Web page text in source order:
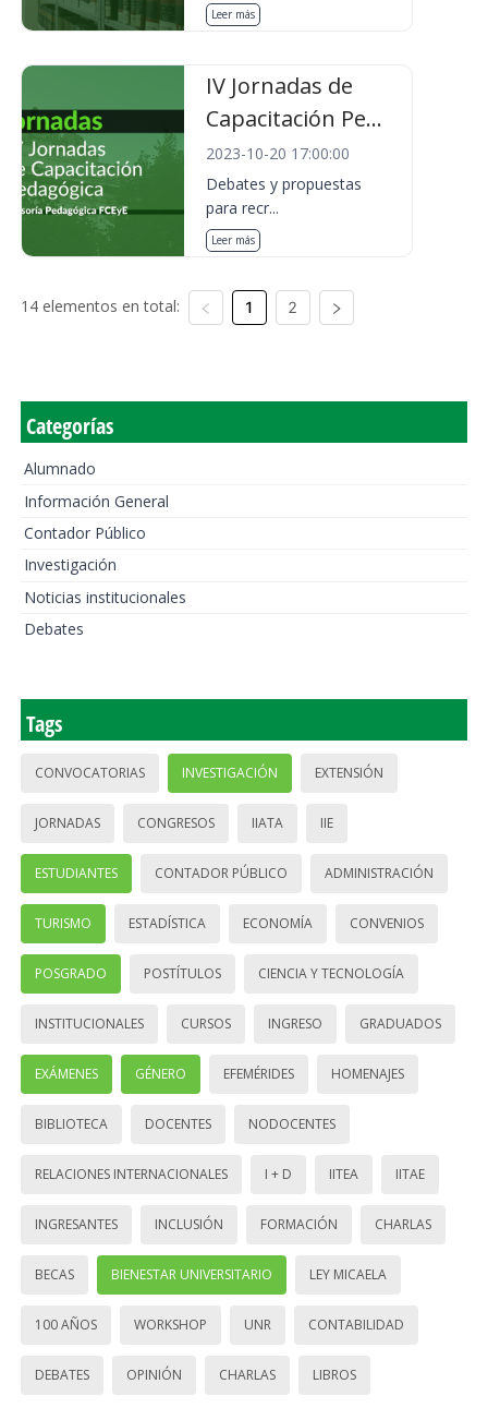
Leer más
IV Jornadas de
Capacitación Pe...
2023-10-20 17:00:00
Debates y propuestas
para recr...
Leer más
14 elementos en total: 1 2
Categorías
Alumnado
Información General
Contador Público
Investigación
Noticias institucionales
Debates
Tags
CONVOCATORIAS INVESTIGACIÓN EXTENSIÓN
JORNADAS CONGRESOS IIATA IIE
ESTUDIANTES CONTADOR PÚBLICO ADMINISTRACIÓN
TURISMO ESTADÍSTICA ECONOMÍA CONVENIOS
POSGRADO POSTÍTULOS CIENCIA Y TECNOLOGÍA
INSTITUCIONALES CURSOS INGRESO GRADUADOS
EXÁMENES GÉNERO EFEMÉRIDES HOMENAJES
BIBLIOTECA DOCENTES NODOCENTES
RELACIONES INTERNACIONALES I + D IITEA IITAE
INGRESANTES INCLUSIÓN FORMACIÓN CHARLAS
BECAS BIENESTAR UNIVERSITARIO LEY MICAELA
100 AÑOS WORKSHOP UNR CONTABILIDAD
DEBATES OPINIÓN CHARLAS LIBROS